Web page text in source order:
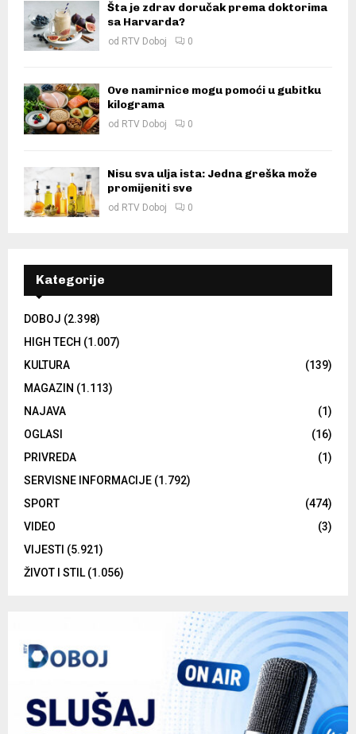
Šta je zdrav doručak prema doktorima
sa Harvarda?
od RTV Doboj 0
Ove namirnice mogu pomoći u gubitku
kilograma
od RTV Doboj 0
Nisu sva ulja ista: Jedna greška može
promijeniti sve
od RTV Doboj 0
Kategorije
DOBOJ (2.398)
HIGH TECH (1.007)
KULTURA
(139)
MAGAZIN (1.113)
NAJAVA
(1)
OGLASI
(16)
PRIVREDA
(1)
SERVISNE INFORMACIJE (1.792)
SPORT
(474)
VIDEO
(3)
VIJESTI (5.921)
ŽIVOT I STIL (1.056)